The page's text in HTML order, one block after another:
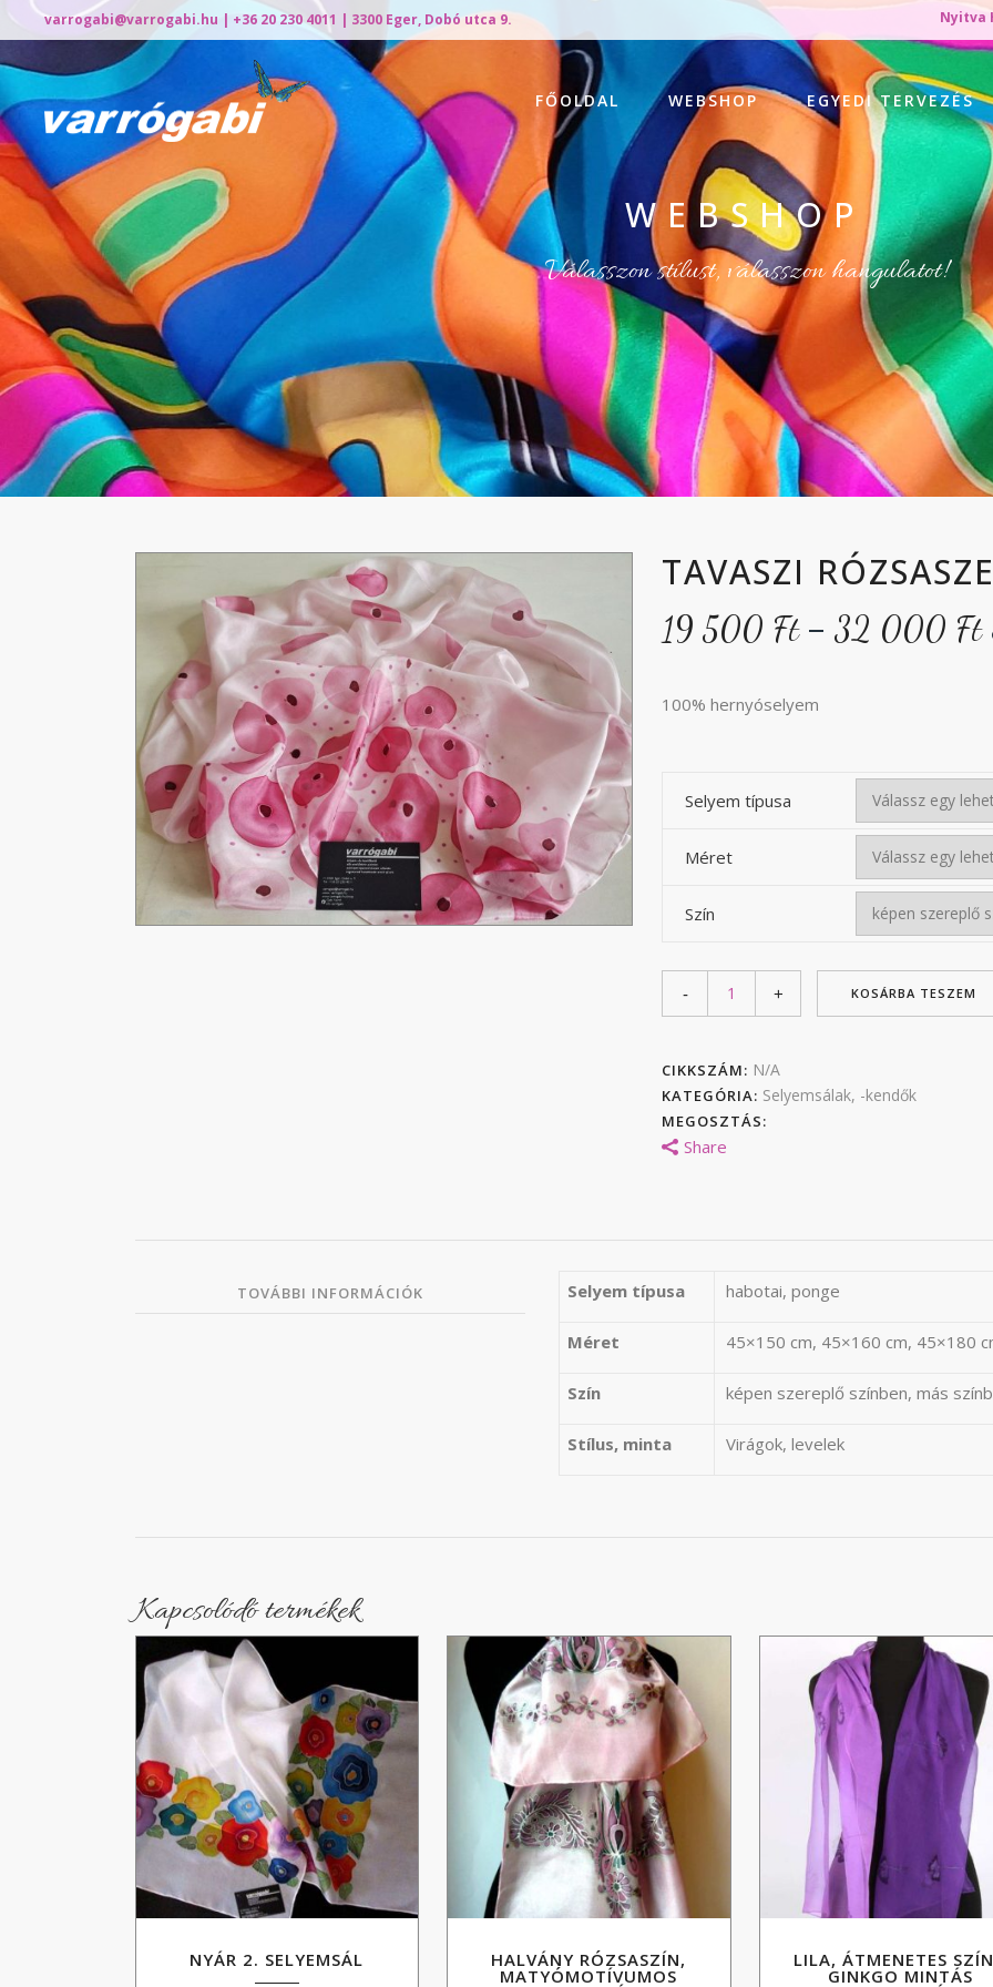
varrogabi@varrogabi.hu | +36 20 230 4011 | 3300 Eger, Dobó utca 9. Nyitva
FŐOLDAL WEBSHOP EGYEDI TERVEZÉS
WEBSHOP
Válasszon stílust, válasszon hangulatot!
TAVASZI
19 500 Ft – 32 000 Ft
100% hernyóselyem
Selyem típusa
Méret
Szín
KOSÁRBA TESZEM
CIKKSZÁM: N/A
KATEGÓRIA: Selyemsálak, -kendők
MEGOSZTÁS:
Share
TOVÁBBI INFORMÁCIÓK Selyem típusa habotai, ponge
Méret 45×150 cm, 45×160 cm, 45×180
Szín képen szereplő színben, más
Stílus, minta Virágok, levelek
Kapcsolódó termékek
NYÁR 2. SELYEMSÁL HALVÁNY RÓZSASZÍN,
MATYÓMOTÍVUMOS
LILA, ÁTMENETES
GINKGO MINTÁS